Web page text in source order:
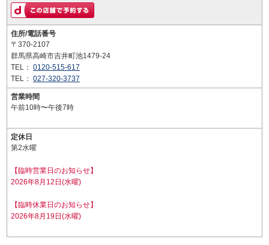
住所/電話番号
〒370-2107
群馬県高崎市吉井町池1479-24
TEL： 0120-515-617
TEL： 027-320-3737
営業時間
午前10時〜午後7時
定休日
第2水曜
【臨時営業日のお知らせ】
2026年8月12日(水曜)
【臨時休業日のお知らせ】
2026年8月19日(水曜)